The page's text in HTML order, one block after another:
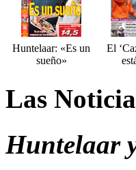
Huntelaar: «Es un
sueño»
El
Las
Huntelaar